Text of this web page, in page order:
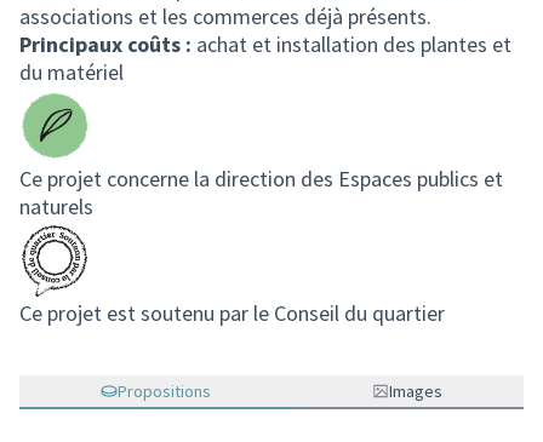
associations et les commerces déjà présents.
Principaux coûts : achat et installation des plantes et
du matériel
Ce projet concerne la direction des Espaces publics et
naturels
Ce projet est soutenu par le Conseil du quartier
Propositions Images